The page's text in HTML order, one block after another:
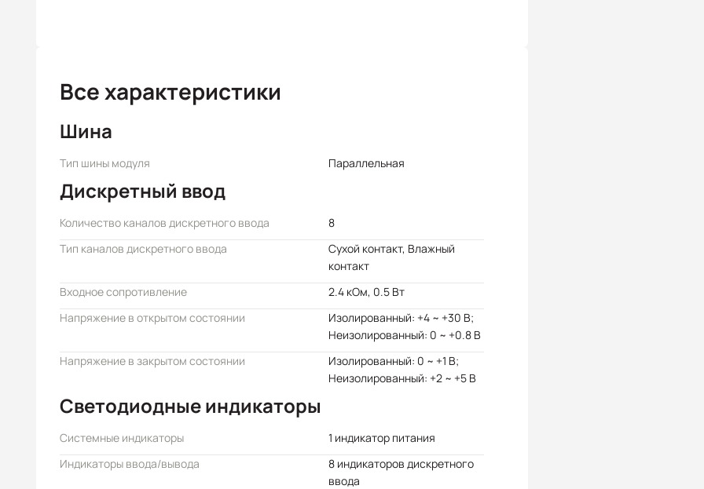
Все характеристики
Шина
Тип шины модуля Параллельная
Дискретный ввод
Количество каналов дискретного ввода
8
Тип каналов дискретного ввода
Сухой контакт, Влажный
контакт
Входное сопротивление
2.4 кОм, 0.5 Вт
Напряжение в открытом состоянии
Изолированный: +4 ~ +30 В;
Неизолированный: 0 ~ +0.8 В
Напряжение в закрытом состоянии
Изолированный: 0 ~ +1 В;
Неизолированный: +2 ~ +5 В
Светодиодные индикаторы
Системные индикаторы
1 индикатор питания
Индикаторы ввода/вывода
8 индикаторов дискретного
ввода